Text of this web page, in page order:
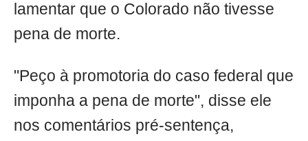
lamentar que o Colorado não tivesse
pena de morte.
"Peço à promotoria do caso federal que
imponha a pena de morte", disse ele
nos comentários pré-sentença,